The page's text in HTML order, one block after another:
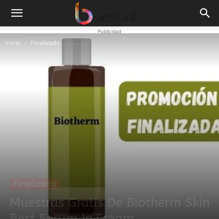
Publicidad
Inicio Finalizado
Finalizado
Muestras Gratis De Biotherm Skin